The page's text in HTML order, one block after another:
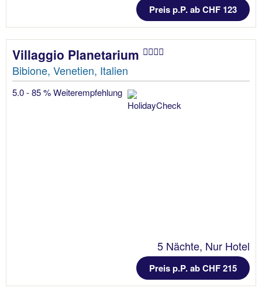
Preis p.P. ab CHF 123
Villaggio Planetarium
Bibione, Venetien, Italien
5.0 - 85 % Weiterempfehlung
5 Nächte, Nur Hotel
Preis p.P. ab CHF 215